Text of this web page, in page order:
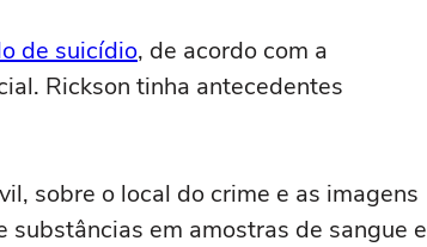
de suicídio, de acordo com a
Rickson tinha antecedentes
sobre o local do crime e as imagens
substâncias em amostras de sangue e